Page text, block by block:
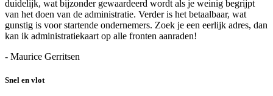
duidelijk, wat bijzonder gewaardeerd wordt als je weinig begrijpt
van het doen van de administratie. Verder is het betaalbaar, wat
gunstig is voor startende ondernemers. Zoek je een eerlijk adres, dan
kan ik administratiekaart op alle fronten aanraden!
- Maurice Gerritsen
Snel en vlot